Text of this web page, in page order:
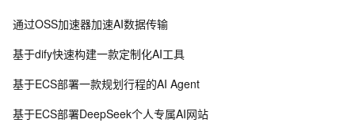
通过OSS加速器加速AI数据传输
基于dify快速构建一款定制化AI工具
基于ECS部署一款规划行程的AI Agent
基于ECS部署DeepSeek个人专属AI网站